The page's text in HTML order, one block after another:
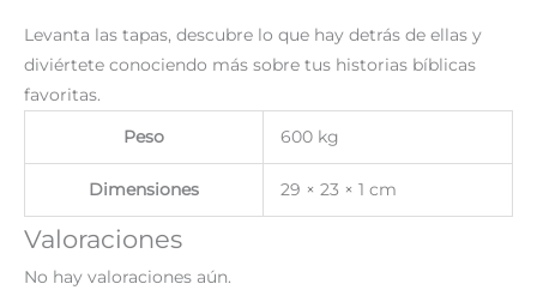
Levanta las tapas, descubre lo que hay detrás de ellas y
diviértete conociendo más sobre tus historias bíblicas
favoritas.
Peso 600 kg
Dimensiones 29 × 23 × 1 cm
Valoraciones
No hay valoraciones aún.